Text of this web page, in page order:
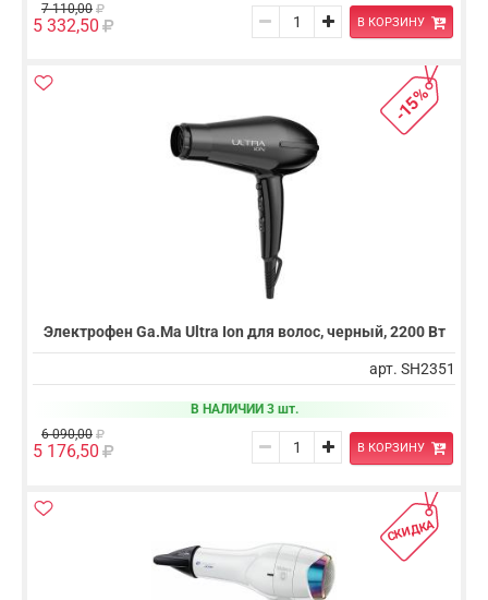
7 110,00
5 332,50 В КОРЗИНУ
-15%
Электрофен Ga.Ma Ultra Ion для волос, черный, 2200 Вт
арт. SH2351
В НАЛИЧИИ 3 шт.
6 090,00
5 176,50 В КОРЗИНУ
СКИДКА